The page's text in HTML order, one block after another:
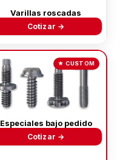
Varillas roscadas
Cotizar →
★ CUSTOM
Especiales bajo pedido
Cotizar →